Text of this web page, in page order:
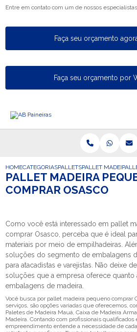
Entre em contato com um de nossos
Faça seu orçamento
Faça seu orçamento por
HOMECATEGORIASPALLETSPALLET MADEIRA
PALLET MADEIRA
COMPRAR OSASCO
Como você está interessado em pallet
comprar Osasco, perceba que é ideal
materiais por meio de empilhadeiras.
soluções do segmento de embalagens
para atacadistas e varejistas. Não deixe
soluções que a empresa oferece
embalagens de madeira.
Você busca por pallet madeira pequeno comprar
serviços, são opções variadas que oferecemos,
Paletes de Madeira Mauá, Caixa de Madeira
Madeira. Contando com profissionais qualificados
empreendimento entende a necessidade de